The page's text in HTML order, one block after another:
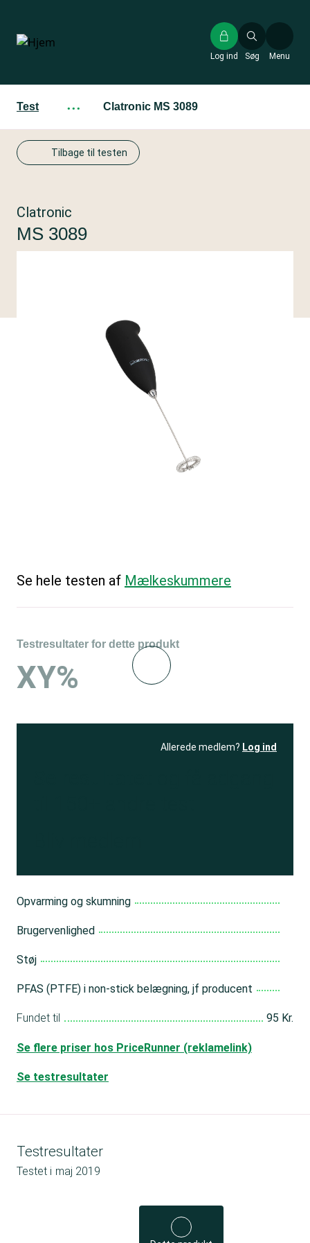
hovedindhold
Søg
Log ind Menu
Test ··· Clatronic MS 3089
Tilbage til testen
Clatronic
MS 3089
Se hele testen af Mælkeskummere
Testresultater for dette produkt
XY%
Allerede medlem? Log ind
Opvarming og skumning
Brugervenlighed
Støj
PFAS (PTFE) i non-stick belægning, jf producent
Fundet til 95 Kr.
Se flere priser hos PriceRunner (reklamelink)
Se testresultater
Testresultater
Testet i maj 2019